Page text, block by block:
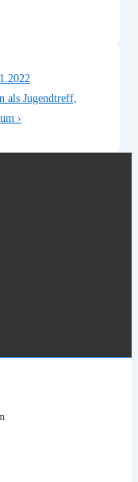
als Jugendtreff,
›